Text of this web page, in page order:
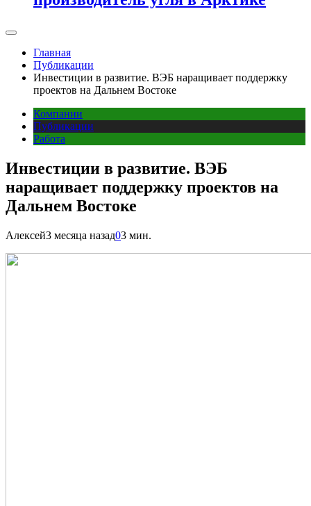
Главная
Публикации
Инвестиции в развитие. ВЭБ наращивает поддержку
проектов на Дальнем Востоке
Компании
Публикации
Работа
Инвестиции в развитие. ВЭБ
наращивает поддержку проектов на
Дальнем Востоке
Алексей3 месяца назад03 мин.